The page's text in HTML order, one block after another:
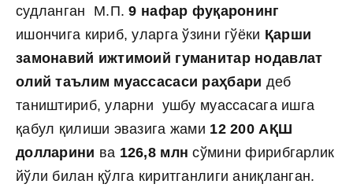
судланган М.П.9 нафар фуқаронинг
ишончига кириб, уларга ўзини гўёки Қарши
замонавий ижтимоий гуманитар нодавлат
олий таълим муассасаси раҳбари деб
таништириб, уларни ушбу муассасага ишга
қабул қилиши эвазига жами 12 200 АҚШ
долларини ва 126,8 млнсўмини фирибгарлик
йўли билан қўлга киритганлиги аниқланган.